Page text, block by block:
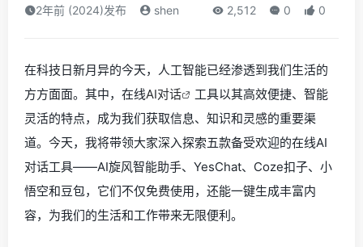
2年前 (2024)发布 shen 2,512 0 0
在科技日新月异的今天，人工智能已经渗透到我们生活的
方方面面。其中，在线AI对话
工具以其高效便捷、智能
灵活的特点，成为我们获取信息、知识和灵感的重要渠
道。今天，我将带领大家深入探索五款备受欢迎的在线AI
对话工具——AI旋风智能助手、YesChat、Coze扣子、小
悟空和豆包，它们不仅免费使用，还能一键生成丰富内
容，为我们的生活和工作带来无限便利。